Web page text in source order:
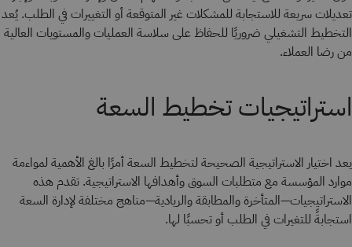
تعديلات سريعة للاستجابة للمشكلات غير المتوقعة أو التغييرات في الطلب. يُعد
التخطيط التشغيلي ضروريًا للحفاظ على سلاسة العمليات والمستويات العالية
من رضا العملاء.
استراتيجيات تخطيط السعة
يعد اختيار الاستراتيجية الصحيحة لتخطيط السعة أمرًا بالغ الأهمية لمواءمة
موارد المؤسسة مع متطلبات السوق وأهدافها الاستراتيجية. تقدم هذه
الاستراتيجيات—المتأخرة والمطابقة والريادية—مناهج مختلفة لإدارة السعة
استجابةً للتغيرات في الطلب أو تحسبًا لها.